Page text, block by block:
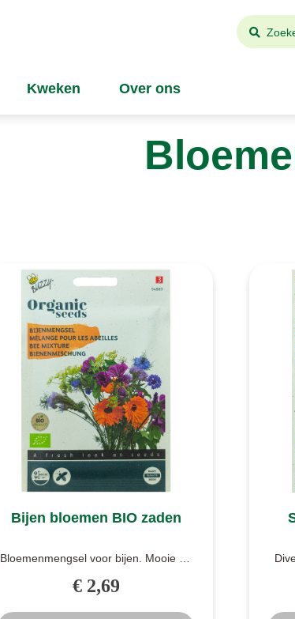
Kweken Over ons
Bijen bloemen BIO zaden
Bloemenmengsel voor bijen. Mooie en
en..
€ 2,69